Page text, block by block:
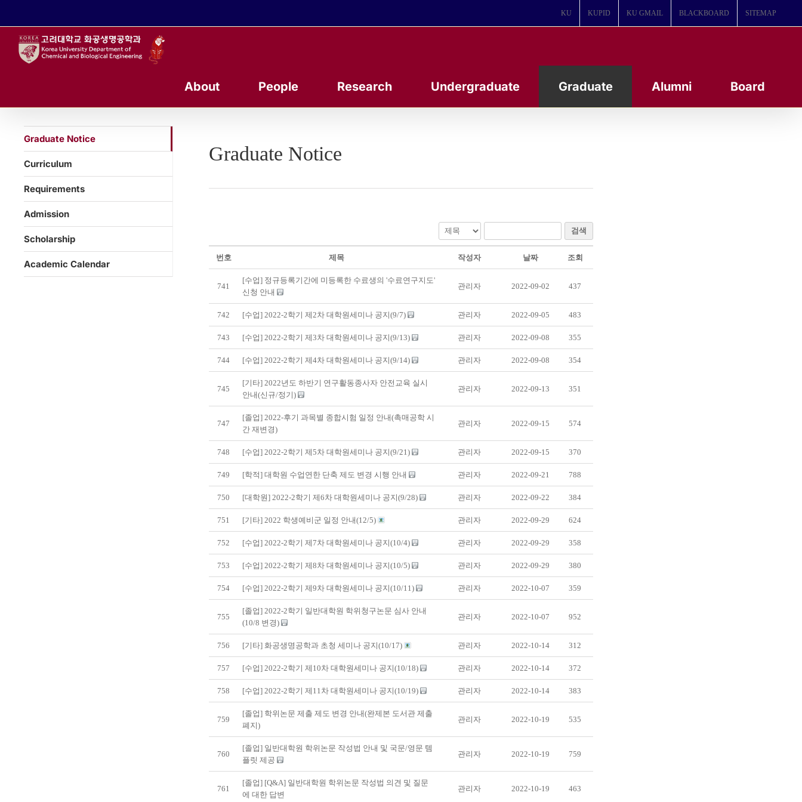
KU KUPID KU GMAIL BLACKBOARD SITEMAP
About People Research Undergraduate Graduate Alumni Board
Graduate Notice
검색
번호 제목 작성자 날짜 조회
741
[수업] 정규등록기간에 미등록한 수료생의 '수료연구지도'
신청 안내
관리자 2022-09-02 437
742 [수업] 2022-2학기 제2차 대학원세미나 공지(9/7) 관리자 2022-09-05 483
743 [수업] 2022-2학기 제3차 대학원세미나 공지(9/13) 관리자 2022-09-08 355
744 [수업] 2022-2학기 제4차 대학원세미나 공지(9/14) 관리자 2022-09-08 354
745
[기타] 2022년도 하반기 연구활동종사자 안전교육 실시
안내(신규/정기)
관리자 2022-09-13 351
747
[졸업] 2022-후기 과목별 종합시험 일정 안내(촉매공학 시
간 재변경)
관리자 2022-09-15 574
748 [수업] 2022-2학기 제5차 대학원세미나 공지(9/21) 관리자 2022-09-15 370
749 [학적] 대학원 수업연한 단축 제도 변경 시행 안내 관리자 2022-09-21 788
750 [대학원] 2022-2학기 제6차 대학원세미나 공지(9/28) 관리자 2022-09-22 384
751 [기타] 2022 학생예비군 일정 안내(12/5) 관리자 2022-09-29 624
752 [수업] 2022-2학기 제7차 대학원세미나 공지(10/4) 관리자 2022-09-29 358
753 [수업] 2022-2학기 제8차 대학원세미나 공지(10/5) 관리자 2022-09-29 380
754 [수업] 2022-2학기 제9차 대학원세미나 공지(10/11) 관리자 2022-10-07 359
755
[졸업] 2022-2학기 일반대학원 학위청구논문 심사 안내
(10/8 변경)
관리자 2022-10-07 952
756 [기타] 화공생명공학과 초청 세미나 공지(10/17) 관리자 2022-10-14 312
757 [수업] 2022-2학기 제10차 대학원세미나 공지(10/18) 관리자 2022-10-14 372
758 [수업] 2022-2학기 제11차 대학원세미나 공지(10/19) 관리자 2022-10-14 383
759
[졸업] 학위논문 제출 제도 변경 안내(완제본 도서관 제출
폐지)
관리자 2022-10-19 535
760
[졸업] 일반대학원 학위논문 작성법 안내 및 국문/영문 템
플릿 제공
관리자 2022-10-19 759
761
[졸업] [Q&A] 일반대학원 학위논문 작성법 의견 및 질문
에 대한 답변
관리자 2022-10-19 463
Graduate Notice
Curriculum
Requirements
Admission
Scholarship
Academic Calendar